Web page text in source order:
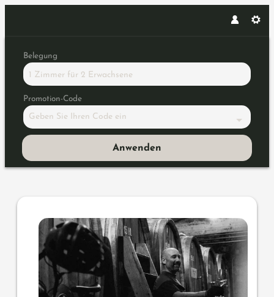
Belegung
1 Zimmer für 2 Erwachsene
Promotion-Code
Geben Sie Ihren Code ein
Anwenden
Angebotsdetails für Weinreise